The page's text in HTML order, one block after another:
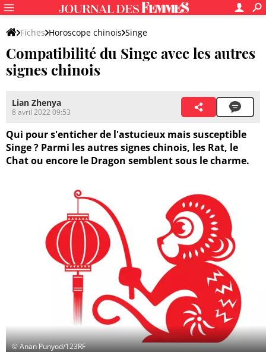
Fiches Horoscope chinois Singe
Compatibilité du Singe avec les autres
signes chinois
Lian Zhenya
8 avril 2022 09:53
Qui pour s'enticher de l'astucieux mais susceptible
Singe ? Parmi les autres signes chinois, les Rat, le
Chat ou encore le Dragon semblent sous le charme.
© Anan Punyod/123RF